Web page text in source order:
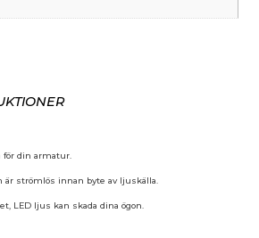
för din armatur.
är strömlös innan byte av ljuskälla.
LED ljus kan skada dina ögon.